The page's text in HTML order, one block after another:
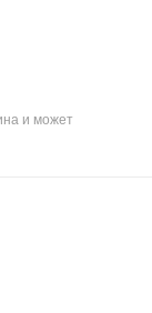
и может